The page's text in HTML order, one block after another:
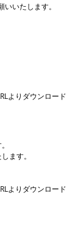
いたします。
よりダウンロード
ます。
よりダウンロード